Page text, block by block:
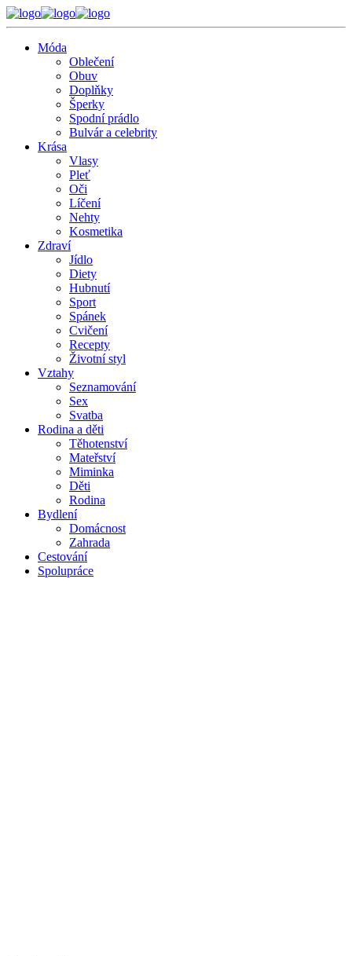
Móda
Oblečení
Obuv
Doplňky
Šperky
Spodní prádlo
Bulvár a celebrity
Krása
Vlasy
Pleť
Oči
Líčení
Nehty
Kosmetika
Zdraví
Jídlo
Diety
Hubnutí
Sport
Spánek
Cvičení
Recepty
Životní styl
Vztahy
Seznamování
Sex
Svatba
Rodina a děti
Těhotenství
Mateřství
Miminka
Děti
Rodina
Bydlení
Domácnost
Zahrada
Cestování
Spolupráce